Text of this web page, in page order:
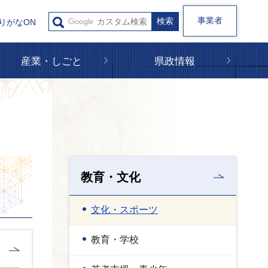
がなON 事業者
産業・しごと 県政情報
教育・文化
文化・スポーツ
教育・学校